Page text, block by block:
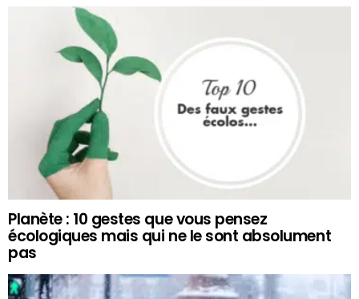
Planète : 10 gestes que vous pensez
écologiques mais qui ne le sont absolument
pas